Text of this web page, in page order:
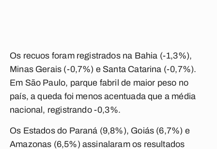
Os recuos foram registrados na Bahia (-1,3%),
Minas Gerais (-0,7%) e Santa Catarina (-0,7%).
Em São Paulo, parque fabril de maior peso no
país, a queda foi menos acentuada que a média
nacional, registrando -0,3%.
Os Estados do Paraná (9,8%), Goiás (6,7%) e
Amazonas (6,5%) assinalaram os resultados